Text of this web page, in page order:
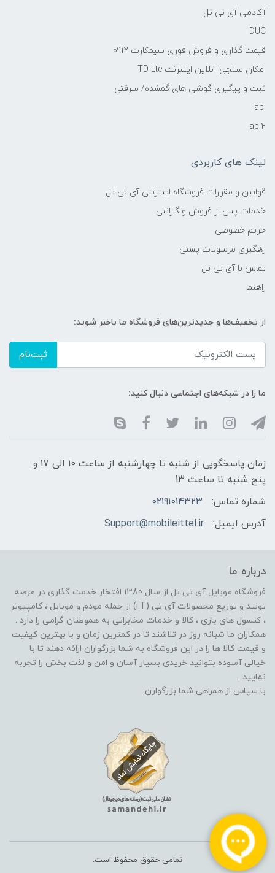
آکادمی آی تی تل
DUC
قیمت گذاری و فروش فوری سیمکارت 0912
امکان سنجی آنلاین اینترنت TD-Lte
ثبت و پیگیری گوشی های گمشده/ سرقتی
api
api2
لینک های کاربردی
قوانین و مقررات فروشگاه اینترنتی آی تی تل
خدمات پس از فروش و گارانتی
حریم خصوصی
رهگیری مرسولات پستی
تماس با آی تی تل
راهنما
از تخفیف‌ها و جدیدترین‌های فروشگاه ما باخبر شوید:
ثبت‌نام
ما را در شبکه‌های اجتماعی دنبال کنید:
زمان پاسخگویی از شنبه تا چهارشنبه از ساعت 10 الی 17 و
پنج شنبه تا ساعت 13
شماره تماس:
02191014323
آدرس ایمیل:
Support@mobileittel.ir
درباره ما
فروشگاه موبایل آی تی تل از سال 1380 افتخار خدمت گذاری در عرصه
تولید و توزیع محصولات آی تی (i.T) از جمله مودم و موبایل ، کامپیوتر
، کنسول های بازی ، کالا و خدمات مخابراتی به هموطنان گرامی را دارد .
همکاران ما شبانه روز در تلاشند تا در کمترین زمان و با بهترین کیفیت
و قیمت کالا ها را در این فروشگاه به شما بزرگواران ارائه دهند تا با
خیالی آسوده بتوانید خریدی بسیار آسان و امن و لذت بخش را تجربه
نمایید .
با سپاس از همراهی شما بزرگوارن
تمامی حقوق محفوظ است.